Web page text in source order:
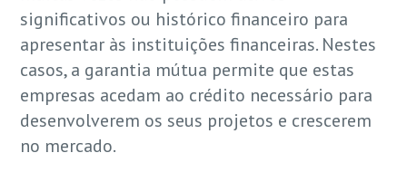
significativos ou histórico financeiro para
apresentar às instituições financeiras. Nestes
casos, a garantia mútua permite que estas
empresas acedam ao crédito necessário para
desenvolverem os seus projetos e crescerem
no mercado.